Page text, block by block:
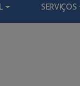
SERVIÇOS